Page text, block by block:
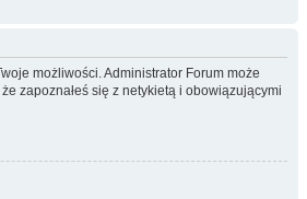
możliwości. Administrator Forum może
zapoznałeś się z netykietą i obowiązującymi